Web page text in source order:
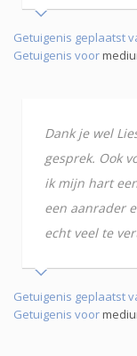
Getuigenis geplaatst
Getuigenis voor
Dank je wel
gesprek. Ook
ik mijn hart
een aanrader
echt veel te
Getuigenis geplaatst
Getuigenis voor